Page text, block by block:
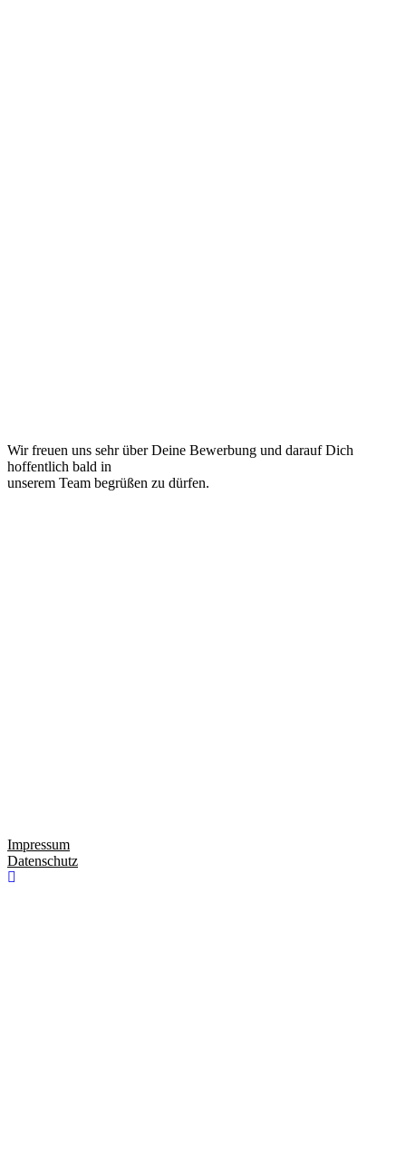
Wir freuen uns sehr über Deine Bewerbung und darauf Dich
hoffentlich bald in
unserem Team begrüßen zu dürfen.
Impressum
Datenschutz